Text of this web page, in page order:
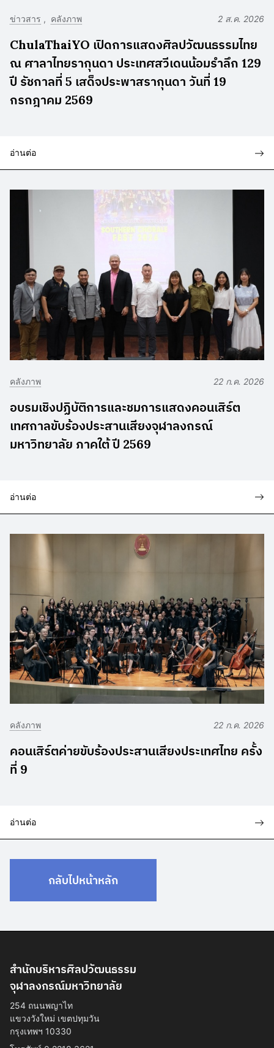
ข่าวสาร คลังภาพ 2 ส.ค. 2026
ChulaThaiYO เปิดการแสดงศิลปวัฒนธรรมไทย
ณ ศาลาไทยรากุนดา ประเทศสวีเดนน้อมรำลึก 129
ปี รัชกาลที่ 5 เสด็จประพาสรากุนดา วันที่ 19
กรกฎาคม 2569
อ่านต่อ
คลังภาพ 22 ก.ค. 2026
อบรมเชิงปฏิบัติการและชมการแสดงคอนเสิร์ต
เทศกาลขับร้องประสานเสียงจุฬาลงกรณ์
มหาวิทยาลัย ภาคใต้ ปี 2569
อ่านต่อ
คลังภาพ 22 ก.ค. 2026
คอนเสิร์ตค่ายขับร้องประสานเสียงประเทศไทย ครั้ง
ที่ 9
อ่านต่อ
กลับไปหน้าหลัก
สำนักบริหารศิลปวัฒนธรรม
จุฬาลงกรณ์มหาวิทยาลัย
254 ถนนพญาไท
แขวงวังใหม่ เขตปทุมวัน
กรุงเทพฯ 10330